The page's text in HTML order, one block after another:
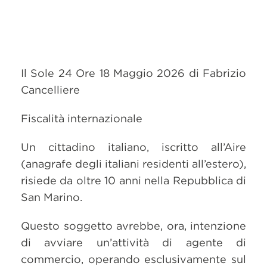
Il Sole 24 Ore 18 Maggio 2026 di Fabrizio
Cancelliere
Fiscalità internazionale
Un cittadino italiano, iscritto all’Aire
(anagrafe degli italiani residenti all’estero),
risiede da oltre 10 anni nella Repubblica di
San Marino.
Questo soggetto avrebbe, ora, intenzione
di avviare un’attività di agente di
commercio, operando esclusivamente sul